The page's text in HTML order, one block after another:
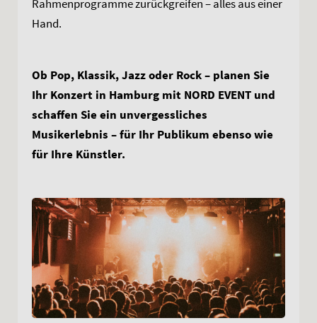
Rahmenprogramme zurückgreifen – alles aus einer
Hand.
Ob Pop, Klassik, Jazz oder Rock – planen Sie
Ihr Konzert in Hamburg mit NORD EVENT und
schaffen Sie ein unvergessliches
Musikerlebnis – für Ihr Publikum ebenso wie
für Ihre Künstler.